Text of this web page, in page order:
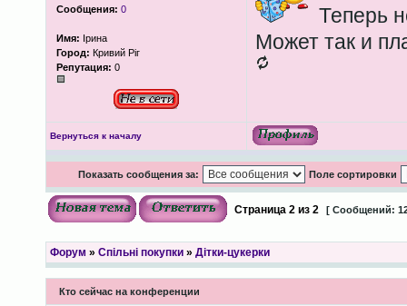
Сообщения: 0
Имя: Ірина
Город: Кривий Ріг
Репутация: 0
Теперь
Может так и
Вернуться к началу
Показать сообщения за: Поле сортировки
Страница 2из 2 [ Сообщений:
Форум » Спільні покупки» Дітки-цукерки
Кто сейчас на конференции